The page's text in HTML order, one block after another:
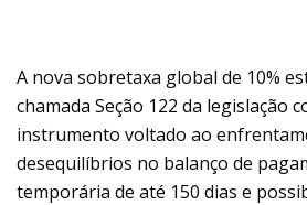
A nova sobretaxa global de 10%
chamada Seção 122 da legislação
instrumento voltado ao
desequilíbrios no balanço de
temporária de até 150 dias e